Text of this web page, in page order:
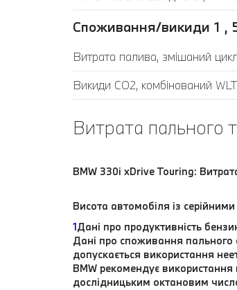
Споживання/викиди 1 ,
Витрата палива, змішаний
Викиди CO2, комбінований
Витрата пального
BMW 330i xDrive Touring:
Висота автомобіля із
1Дані про продуктивність
Дані про споживання пального
допускається використання
BMW рекомендує
дослідницьким октановим